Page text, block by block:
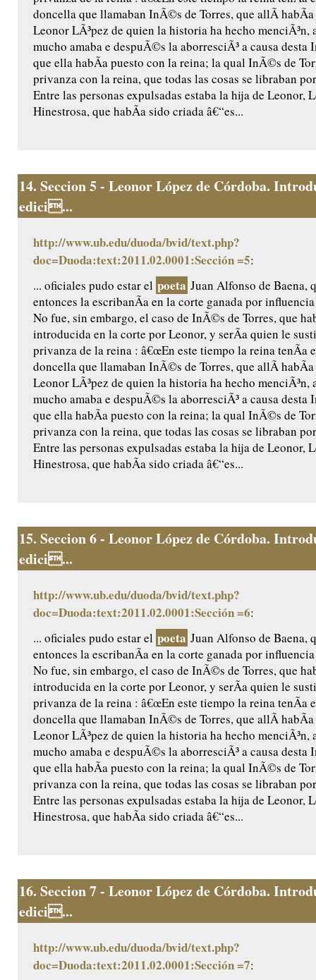
doncella que llamaban InÃ©s de Torres, que allÃ­
Leonor LÃ³pez de quien la historia ha hecho menciÃ³n,
mucho amaba e despuÃ©s la aborresciÃ³ a causa desta
que ella habÃ­a puesto con la reina; la qual InÃ©s de
privanza con la reina, que todas las cosas se libraban por
Entre las personas expulsadas estaba la hija de Leonor,
Hinestrosa, que habÃ­a sido criada â€“es...
14. Seccion 5 - Leonor López de Córdoba.
edici...
http://www.ub.edu/duoda/bvid/text.php?
doc=Duoda:text:2011.02.0001:Sección =5:
... oficiales pudo estar el poeta Juan Alfonso de Baena,
entonces la escribanÃ­a en la corte ganada por
No fue, sin embargo, el caso de InÃ©s de Torres, que
introducida en la corte por Leonor, y serÃ­a quien le
privanza de la reina : â€œEn este tiempo la reina tenÃ­a
doncella que llamaban InÃ©s de Torres, que allÃ­
Leonor LÃ³pez de quien la historia ha hecho menciÃ³n,
mucho amaba e despuÃ©s la aborresciÃ³ a causa desta
que ella habÃ­a puesto con la reina; la qual InÃ©s de
privanza con la reina, que todas las cosas se libraban por
Entre las personas expulsadas estaba la hija de Leonor,
Hinestrosa, que habÃ­a sido criada â€“es...
15. Seccion 6 - Leonor López de Córdoba.
edici...
http://www.ub.edu/duoda/bvid/text.php?
doc=Duoda:text:2011.02.0001:Sección =6:
... oficiales pudo estar el poeta Juan Alfonso de Baena,
entonces la escribanÃ­a en la corte ganada por
No fue, sin embargo, el caso de InÃ©s de Torres, que
introducida en la corte por Leonor, y serÃ­a quien le
privanza de la reina : â€œEn este tiempo la reina tenÃ­a
doncella que llamaban InÃ©s de Torres, que allÃ­
Leonor LÃ³pez de quien la historia ha hecho menciÃ³n,
mucho amaba e despuÃ©s la aborresciÃ³ a causa desta
que ella habÃ­a puesto con la reina; la qual InÃ©s de
privanza con la reina, que todas las cosas se libraban por
Entre las personas expulsadas estaba la hija de Leonor,
Hinestrosa, que habÃ­a sido criada â€“es...
16. Seccion 7 - Leonor López de Córdoba.
edici...
http://www.ub.edu/duoda/bvid/text.php?
doc=Duoda:text:2011.02.0001:Sección =7: